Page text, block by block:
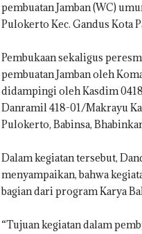
pembuatan Jamban (WC)
Pulokerto Kec. Gandus Kota
Pembukaan sekaligus
pembuatan Jamban oleh
didampingi oleh Kasdim
Danramil 418-01/Makrayu
Pulokerto, Babinsa,
Dalam kegiatan tersebut,
menyampaikan, bahwa
bagian dari program Karya
“Tujuan kegiatan dalam